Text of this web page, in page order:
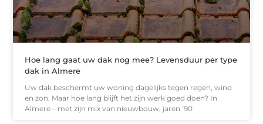
Hoe lang gaat uw dak nog mee? Levensduur per type
dak in Almere
Uw dak beschermt uw woning dagelijks tegen regen, wind
en zon. Maar hoe lang blijft het zijn werk goed doen? In
Almere – met zijn mix van nieuwbouw, jaren ’90